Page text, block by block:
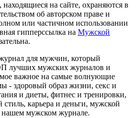
на сайте, охраняются в
об авторском праве и
или частичном использовании
гипперссылка на Мужской
для мужчин, который
лучших мужских журналов и
важное на самые волнующие
- здоровый образ жизни, секс и
и диеты, фитнес и тренировки,
карьера и деньги, мужской
нашем мужском журнале.